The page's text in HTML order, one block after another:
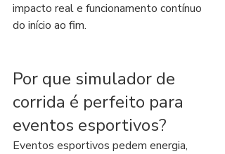
impacto real e funcionamento contínuo
do início ao fim.
Por que simulador de
corrida é perfeito para
eventos esportivos?
Eventos esportivos pedem energia,